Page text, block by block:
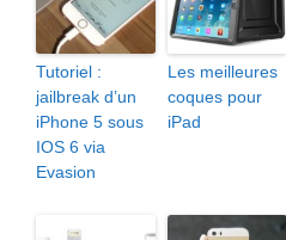
Tutoriel :
jailbreak d’un
iPhone 5 sous
IOS 6 via
Evasion
Les meilleures
coques pour
iPad